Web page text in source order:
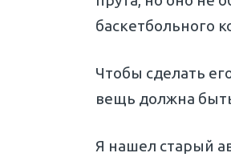
баскетбольного
Чтобы сделать
вещь должна
Я нашел старый